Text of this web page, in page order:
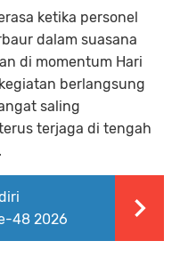
ketika personel
dalam suasana
di momentum Hari
berlangsung
saling
terjaga di tengah
48 2026